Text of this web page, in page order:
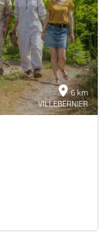
6 km
VILLEBERNIER